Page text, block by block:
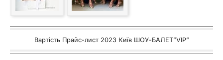
Вартість Прайс-лист 2023 Київ ШОУ-БАЛЕТ”VIP”